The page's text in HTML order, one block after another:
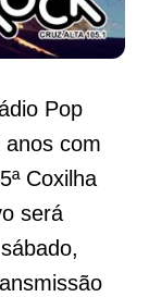
Pop
com
Coxilha
será